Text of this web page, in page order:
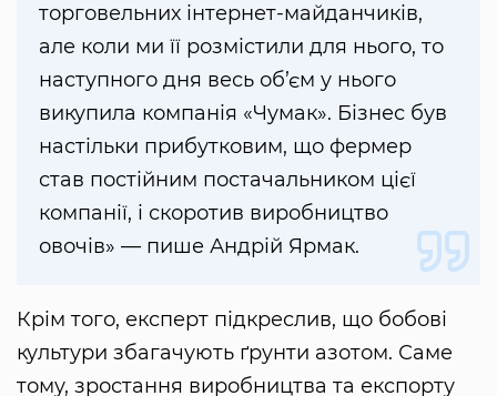
торговельних інтернет-майданчиків,
але коли ми її розмістили для нього, то
наступного дня весь об’єм у нього
викупила компанія «Чумак». Бізнес був
настільки прибутковим, що фермер
став постійним постачальником цієї
компанії, і скоротив виробництво
овочів» — пише Андрій Ярмак.
Крім того, експерт підкреслив, що бобові
культури збагачують ґрунти азотом. Саме
тому, зростання виробництва та експорту